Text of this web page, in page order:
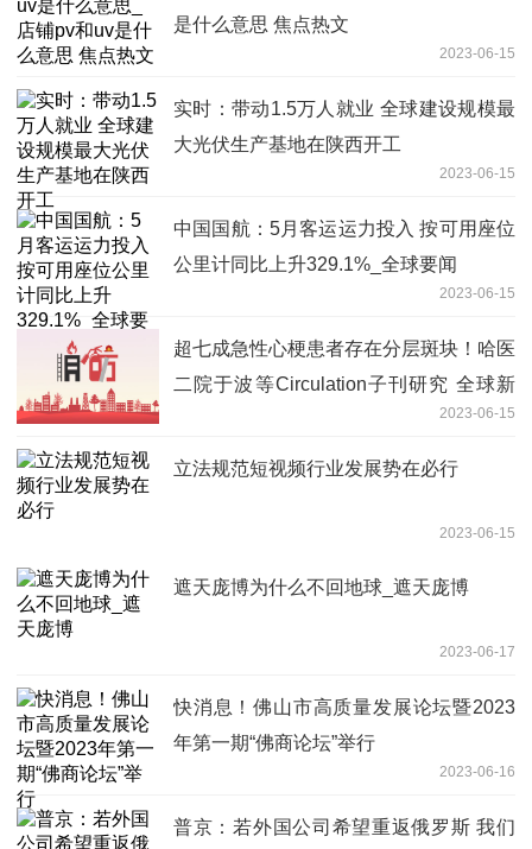
是什么意思 焦点热文
2023-06-15
实时：带动1.5万人就业 全球建设规模最
大光伏生产基地在陕西开工
2023-06-15
中国国航：5月客运运力投入 按可用座位
公里计同比上升329.1%_全球要闻
2023-06-15
超七成急性心梗患者存在分层斑块！哈医
二院于波等Circulation子刊研究 全球新
2023-06-15
立法规范短视频行业发展势在必行
2023-06-15
遮天庞博为什么不回地球_遮天庞博
2023-06-17
快消息！佛山市高质量发展论坛暨2023
年第一期“佛商论坛”举行
2023-06-16
普京：若外国公司希望重返俄罗斯 我们